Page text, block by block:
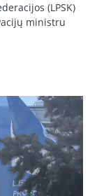
(LPSK)
ministru